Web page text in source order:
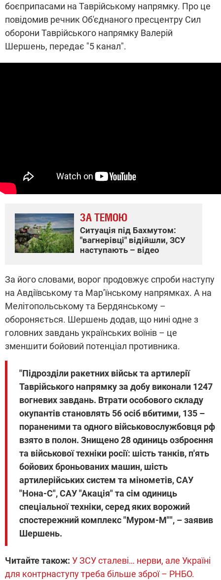
боєприпасами на Таврійському напрямку. Про це
повідомив речник Об'єднаного пресцентру Сил
оборони Таврійського напрямку Валерій
Шершень, передає "5 канал".
ЗА ТЕМОЮ
Ситуація під Бахмутом:
"вагнерівці" відійшли, ЗСУ
наступають – відео
За його словами, ворог продовжує спроби наступу
на Авдіївському та Мар’їнському напрямках. А на
Мелітопольському та Бердянському –
обороняється. Шершень додав, що нині одне з
головних завдань українських воїнів – це
зменшити бойовий потенціал противника.
"Підрозділи ракетних військ та артилерії
Таврійського напрямку за добу виконали 1247
вогневих завдань. Втрати особового складу
окупантів становлять 56 осіб вбитими, 135 –
пораненими та одного військовослужбовця рф
взято в полон. Знищено 28 одиниць озброєння
та військової техніки росії: шість танків, п'ять
бойових броньованих машин, шість
артилерійських систем та мінометів, САУ
"Нона-С", САУ "Акація" та сім одиниць
спеціальної техніки, серед яких ворожий
спостережний комплекс "Муром-М"", – заявив
Шершень.
Читайте також: У ЗСУ сталеві… нерви, але Україні
для контрнаступу треба більше зброї – РНБО.